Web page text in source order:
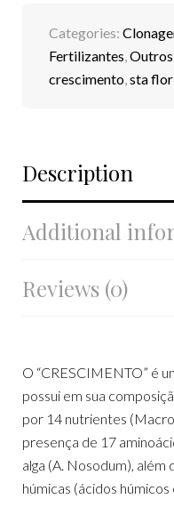
Categories:
Fertilizantes,
crescimento,sta flor
Description
Additional
Reviews (0)
O “CRESCIMENTO” é
possui em sua
por 14 nutrientes
presença de 17
alga (A. Nosodum),
húmicas (ácidos